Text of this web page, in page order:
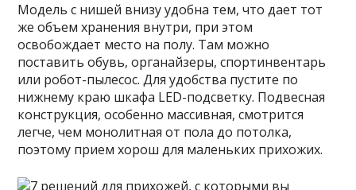
Модель с нишей внизу удобна тем, что дает тот
же объем хранения внутри, при этом
освобождает место на полу. Там можно
поставить обувь, органайзеры, спортинвентарь
или робот-пылесос. Для удобства пустите по
нижнему краю шкафа LED-подсветку. Подвесная
конструкция, особенно массивная, смотрится
легче, чем монолитная от пола до потолка,
поэтому прием хорош для маленьких прихожих.